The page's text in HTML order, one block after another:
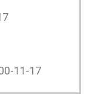
11-17